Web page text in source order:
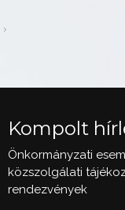
Kompolt
Önkormányzati
közszolgálati
rendezvények